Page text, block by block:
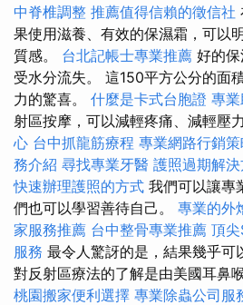
中脊椎調整 推薦值得信賴的徵信社
果使用滋養、有效的保濕霜，可以
質感。 台北記帳士專業推薦 好的
受水分流失。 這150平方公分的面
力的驚喜。 什麼是卡式台胞證 專
射區按摩，可以減輕疼痛、減輕壓
心 台中抓龍筋療程 專業網路行銷
務介紹 尋找專業牙醫 護照過期解
快速辦理護照的方式 我們可以讓專
們也可以學習善待自己。 專業的外
家服務推薦 台中整骨專業推薦 頂
服務 最令人驚訝的是，結果幾乎可
對反射區療法的了解是由美國耳鼻
桃園搬家便利選擇 專業除蟲公司服